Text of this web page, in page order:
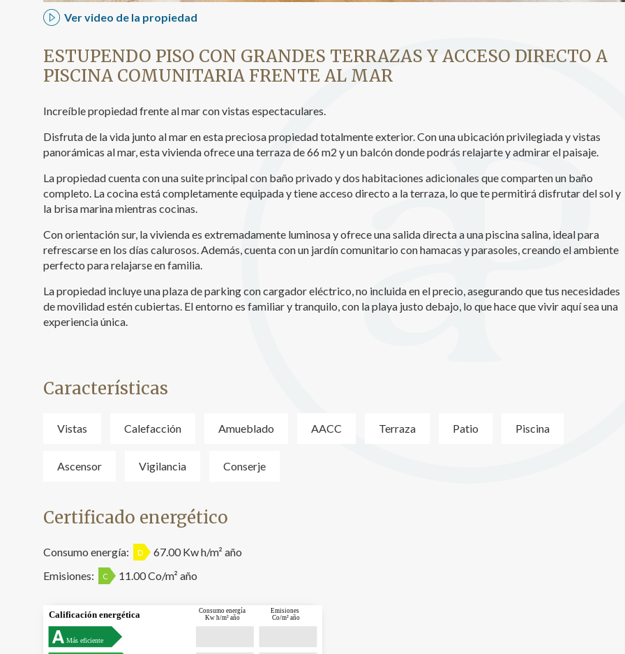
Ver video de la propiedad
ESTUPENDO PISO CON GRANDES TERRAZAS Y ACCESO DIRECTO A
PISCINA COMUNITARIA FRENTE AL MAR
Increíble propiedad frente al mar con vistas espectaculares.
Disfruta de la vida junto al mar en esta preciosa propiedad totalmente exterior. Con una ubicación privilegiada y vistas
panorámicas al mar, esta vivienda ofrece una terraza de 66 m2 y un balcón donde podrás relajarte y admirar el paisaje.
La propiedad cuenta con una suite principal con baño privado y dos habitaciones adicionales que comparten un baño
completo. La cocina está completamente equipada y tiene acceso directo a la terraza, lo que te permitirá disfrutar del sol y
la brisa marina mientras cocinas.
Con orientación sur, la vivienda es extremadamente luminosa y ofrece una salida directa a una piscina salina, ideal para
refrescarse en los días calurosos. Además, cuenta con un jardín comunitario con hamacas y parasoles, creando el ambiente
perfecto para relajarse en familia.
La propiedad incluye una plaza de parking con cargador eléctrico, no incluida en el precio, asegurando que tus necesidades
de movilidad estén cubiertas. El entorno es familiar y tranquilo, con la playa justo debajo, lo que hace que vivir aquí sea una
experiencia única.
Características
Vistas Calefacción Amueblado AACC Terraza Patio Piscina
Ascensor Vigilancia Conserje
Certificado energético
Consumo energía: D
67.00 Kw h/m² año
Emisiones:
C 11.00 Co/m² año
Más eficiente
Calificación energética
Consumo energía
Kw h/m² año
Emisiones
Co/m² año
deberá tener en cuenta que dicha acción podrá ocasionar dificultades de
Analíticas y personalización
Permiten realizar el seguimiento y análisis del comportamiento de los usuarios
sitio web. La información recogida mediante este tipo de cookies se utiliza en la
los usuarios con el fin de introducir mejoras en función del análisis de los datos
que hacen los usuarios del servicio. Permiten guardar la información de
experiencia a través de productos recomendados.
Marketing y publicidad
Estas cookies son utilizadas para almacenar información sobre las
en el sitio web y mostrar publicidad relacionada con el perfil de navegación del
usuario.